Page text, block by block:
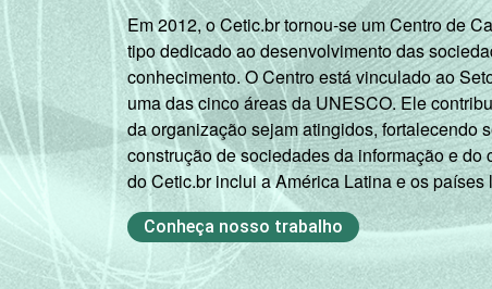
SM
Mais de 10
SM
29
Não tem
renda
50
Não sabe 41
Não
Em 2012, o Cetic.br tornou-se um Centro de
tipo dedicado ao desenvolvimento das
conhecimento. O Centro está vinculado ao
uma das cinco áreas da UNESCO. Ele
da organização sejam atingidos, fortalecendo
construção de sociedades da informação e
do Cetic.br inclui a América Latina e os países
Conheça nosso trabalho